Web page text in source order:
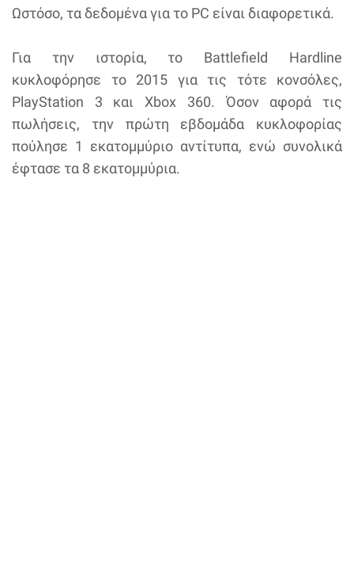
Ωστόσο, τα δεδομένα για το PC είναι διαφορετικά.
Για την ιστορία, το Battlefield Hardline
κυκλοφόρησε το 2015 για τις τότε κονσόλες,
PlayStation 3 και Xbox 360. Όσον αφορά τις
πωλήσεις, την πρώτη εβδομάδα κυκλοφορίας
πούλησε 1 εκατομμύριο αντίτυπα, ενώ συνολικά
έφτασε τα 8 εκατομμύρια.